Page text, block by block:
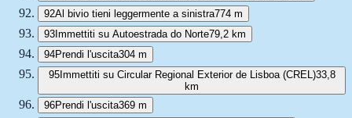
92Al bivio tieni leggermente a sinistra774 m
93Immettiti su Autoestrada do Norte79,2 km
94Prendi l'uscita304 m
95Immettiti su Circular Regional Exterior de Lisboa (CREL)33,8
km
96Prendi l'uscita369 m